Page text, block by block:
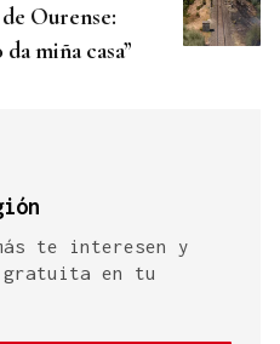
Ourense:
miña casa”
te interesen y
gratuita en tu